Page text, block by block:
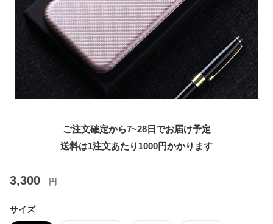
ご注文確定から7~28日でお届け予定
送料は1注文あたり 1000円かかります
3,300 円
サイズ